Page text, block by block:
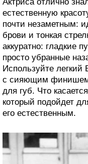
Актриса отлично
естественную
почти незаметным:
брови и тонкая
аккуратно: гладкие
просто убранные
Используйте легкий
с сияющим
для губ. Что
который подойдет
его естественным.